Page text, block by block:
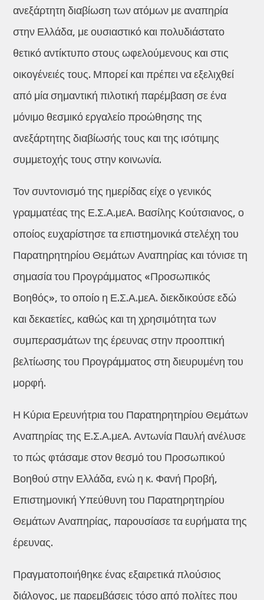
ανεξάρτητη διαβίωση των ατόμων με αναπηρία
στην Ελλάδα, με ουσιαστικό και πολυδιάστατο
θετικό αντίκτυπο στους ωφελούμενους και στις
οικογένειές τους. Μπορεί και πρέπει να εξελιχθεί
από μία σημαντική πιλοτική παρέμβαση σε ένα
μόνιμο θεσμικό εργαλείο προώθησης της
ανεξάρτητης διαβίωσής τους και της ισότιμης
συμμετοχής τους στην κοινωνία.
Τον συντονισμό της ημερίδας είχε ο γενικός
γραμματέας της Ε.Σ.Α.μεΑ. Βασίλης Κούτσιανος, ο
οποίος ευχαρίστησε τα επιστημονικά στελέχη του
Παρατηρητηρίου Θεμάτων Αναπηρίας και τόνισε τη
σημασία του Προγράμματος «Προσωπικός
Βοηθός», το οποίο η Ε.Σ.Α.μεΑ. διεκδικούσε εδώ
και δεκαετίες, καθώς και τη χρησιμότητα των
συμπερασμάτων της έρευνας στην προοπτική
βελτίωσης του Προγράμματος στη διευρυμένη του
μορφή.
Η Κύρια Ερευνήτρια του Παρατηρητηρίου Θεμάτων
Αναπηρίας της Ε.Σ.Α.μεΑ. Αντωνία Παυλή ανέλυσε
το πώς φτάσαμε στον θεσμό του Προσωπικού
Βοηθού στην Ελλάδα, ενώ η κ. Φανή Προβή,
Επιστημονική Υπεύθυνη του Παρατηρητηρίου
Θεμάτων Αναπηρίας, παρουσίασε τα ευρήματα της
έρευνας.
Πραγματοποιήθηκε ένας εξαιρετικά πλούσιος
διάλογος, με παρεμβάσεις τόσο από πολίτες που